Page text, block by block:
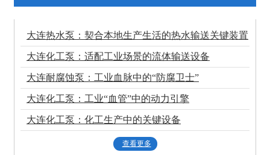
大连热水泵：契合本地生产生活的热水输送关键装置
大连化工泵：适配工业场景的流体输送设备
大连耐腐蚀泵：工业血脉中的“防腐卫士”
大连化工泵：工业“血管”中的动力引擎
大连化工泵：化工生产中的关键设备
查看更多